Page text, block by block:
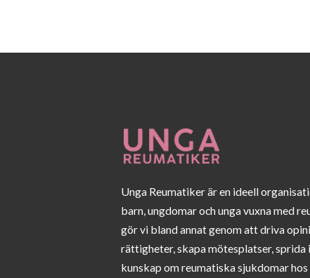
Unga Reumatiker är en ideell
barn, ungdomar och unga vuxna med
gör vi bland annat genom att driva
rättigheter, skapa mötesplatser,
kunskap om reumatiska sjukdomar